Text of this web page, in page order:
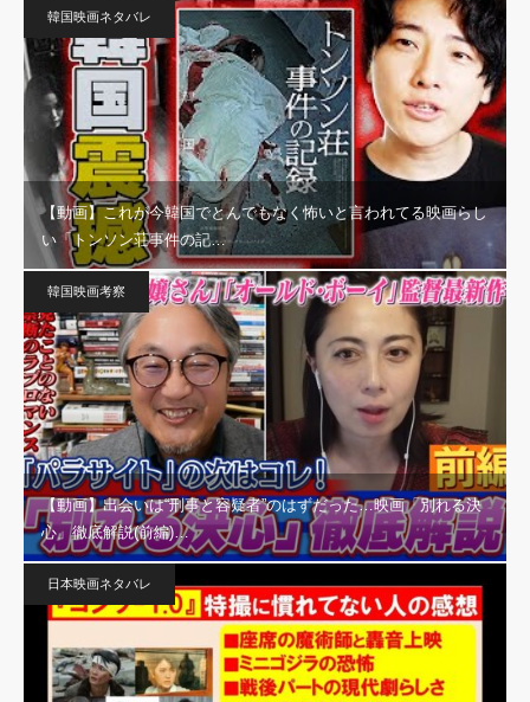
韓国映画ネタバレ
【動画】これが今韓国でとんでもなく怖いと言われてる映画らし
い「トンソン荘事件の記…
韓国映画考察
【動画】出会いは“刑事と容疑者”のはずだった…映画「別れる決
心」徹底解説(前編)…
日本映画ネタバレ